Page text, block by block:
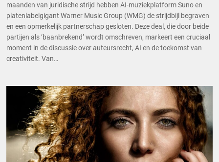
maanden van juridische strijd hebben AI-muziekplatform Suno en
platenlabelgigant Warner Music Group (WMG) de strijdbijl begraven
en een opmerkelijk partnerschap gesloten. Deze deal, die door beide
partijen als ‘baanbrekend’ wordt omschreven, markeert een cruciaal
moment in de discussie over auteursrecht, AI en de toekomst van
creativiteit. Van…